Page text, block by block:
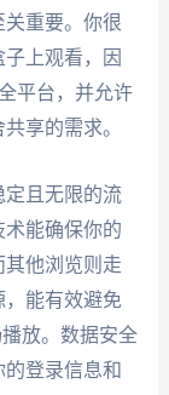
重要。你很
上观看，因
平台，并允许
享的需求。
且无限的流
能确保你的
他浏览则走
能有效避免
放。数据安全
登录信息和